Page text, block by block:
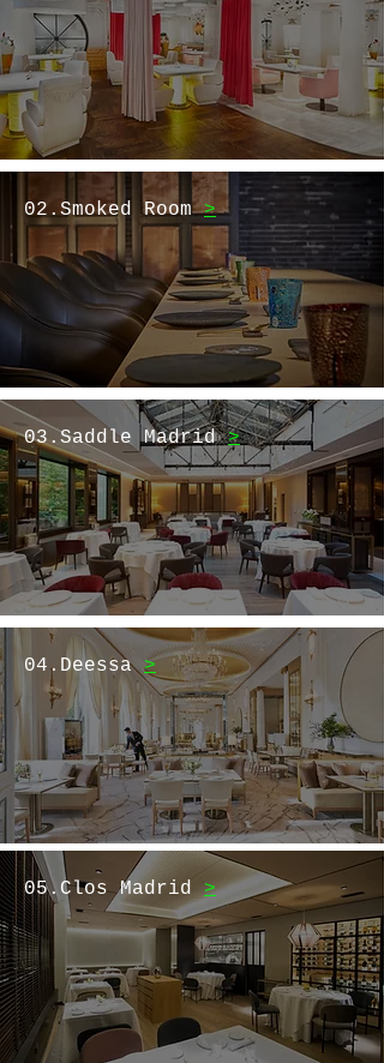
02.Smoked Room>
03.Saddle Madrid>
04.Deessa >
05.Clos Madrid>